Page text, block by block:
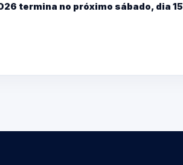
termina no próximo sábado, dia 15